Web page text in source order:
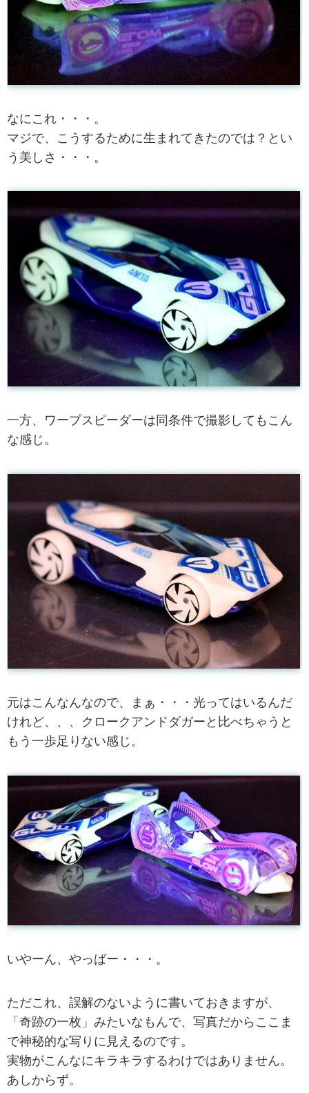
なにこれ・・・。
マジで、こうするために生まれてきたのでは？とい
う美しさ・・・。
一方、ワープスピーダーは同条件で撮影してもこん
な感じ。
元はこんなんなので、まぁ・・・光ってはいるんだ
けれど、、、クロークアンドダガーと比べちゃうと
もう一歩足りない感じ。
いやーん、やっばー・・・。
ただこれ、誤解のないように書いておきますが、
「奇跡の一枚」みたいなもんで、写真だからここま
で神秘的な写りに見えるのです。
実物がこんなにキラキラするわけではありません。
あしからず。